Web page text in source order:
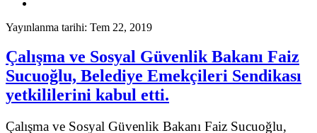
Yayınlanma tarihi: Tem 22, 2019
Çalışma ve Sosyal Güvenlik Bakanı Faiz
Sucuoğlu, Belediye Emekçileri Sendikası
yetkililerini kabul etti.
Çalışma ve Sosyal Güvenlik Bakanı Faiz Sucuoğlu,